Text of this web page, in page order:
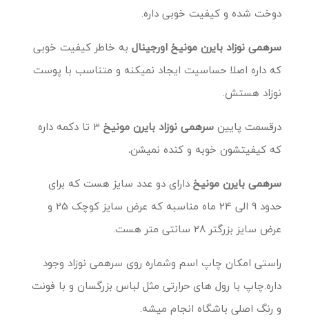
دوخت شده و کیفیت خوبی داره.
سرهمی نوزاد بایرن مونیخ اورجینال به خاطر کیفیت خوبی
که داره اصلا حساسیت ایجاد نمیکنه و متناسب با پوست
نوزاد هستش.
درقسمت پایینسرهمی نوزاد بایرن مونیخ
3 تا دکمه داره
که کیفیتشون خوبه و کنده نمیشن.
سرهمی بایرن مونیخدارای دو عدد سایز هست که برای
حدود 9 الی 24 ماه مناسبه که عرض سایز کوچک 25 و
عرض سایز بزرگتر 28 سانتی متر هست.
راستی امکان چاپ اسم وشماره روی سرهمی نوزاد وجود
داره.چاپ با رول های حرارتی مثل لباس بزرگسان و با فونت
و رنگ اصلی باشگاه انجام میشه.